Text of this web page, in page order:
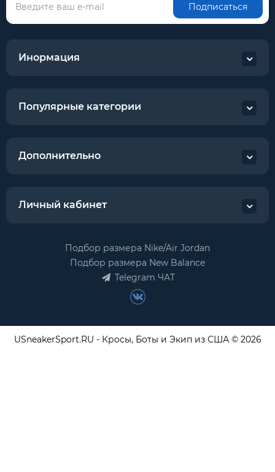
Подписаться
Инормация
Популярные категории
Дополнительно
Личный кабинет
Подбор размера Nike/Air Jordan
Подбор размера New Balance
Telegram ЧАТ
USneakerSport.RU - Кросы, Боты и Экип из США © 2026